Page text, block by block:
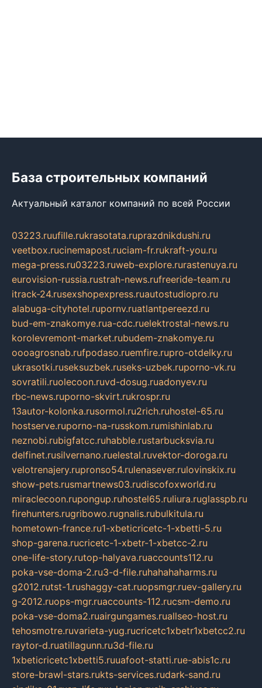
База строительных компаний
Актуальный каталог компаний по всей России
03223.ruufille.rukrasotata.ruprazdnikdushi.ru
veetbox.rucinemapost.ruciam-fr.rukraft-you.ru
mega-press.ru03223.ruweb-explore.rurastenuya.ru
eurovision-russia.rustrah-news.rufreeride-team.ru
itrack-24.rusexshopexpress.ruautostudiopro.ru
alabuga-cityhotel.rupornv.ruatlantpereezd.ru
bud-em-znakomye.rua-cdc.ruelektrostal-news.ru
korolevremont-market.rubudem-znakomye.ru
oooagrosnab.rufpodaso.ruemfire.rupro-otdelky.ru
ukrasotki.ruseksuzbek.ruseks-uzbek.ruporno-vk.ru
sovratili.ruolecoon.ruvd-dosug.ruadonyev.ru
rbc-news.ruporno-skvirt.rukrospr.ru
13autor-kolonka.rusormol.ru2rich.ruhostel-65.ru
hostserve.ruporno-na-russkom.rumishinlab.ru
neznobi.rubigfatcc.ruhabble.rustarbucksvia.ru
delfinet.rusilvernano.ruelestal.ruvektor-doroga.ru
velotrenajery.rupronso54.rulenasever.rulovinskix.ru
show-pets.rusmartnews03.rudiscofoxworld.ru
miraclecoon.rupongup.ruhostel65.ruliura.ruglasspb.ru
firehunters.rugribowo.rugnalis.rubulkitula.ru
hometown-france.ru1-xbeticricetc-1-xbetti-5.ru
shop-garena.rucricetc-1-xbetr-1-xbetcc-2.ru
one-life-story.rutop-halyava.ruaccounts112.ru
poka-vse-doma-2.ru3-d-file.ruhahahaharms.ru
g2012.rutst-1.rushaggy-cat.ruopsmgr.ruev-gallery.ru
g-2012.ruops-mgr.ruaccounts-112.rucsm-demo.ru
poka-vse-doma2.ruairgungames.ruallseo-host.ru
tehosmotre.ruvarieta-yug.rucricetc1xbetr1xbetcc2.ru
raytor-d.ruatillagunn.ru3d-file.ru
1xbeticricetc1xbetti5.ruuafoot-statti.rue-abis1c.ru
store-brawl-stars.rukts-services.rudark-sand.ru